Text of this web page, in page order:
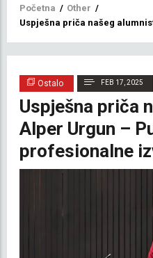
Breadcrumb
Početna / Other /
Uspješna priča našeg
Ostalo FEB 17, 2025
Uspješna priča
Alper Urgun –
profesionalne